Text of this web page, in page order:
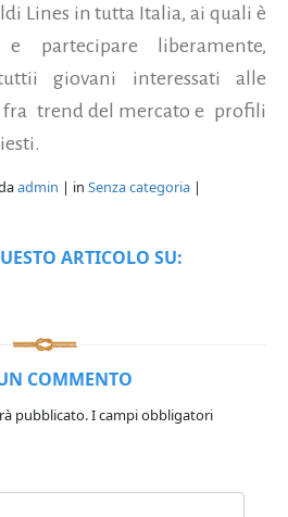
Lines in tutta Italia, ai quali è
e partecipare liberamente,
giovani interessati alle
trend del mercato e profili
admin | in Senza categoria |
ARTICOLO SU:
COMMENTO
pubblicato.I campi obbligatori